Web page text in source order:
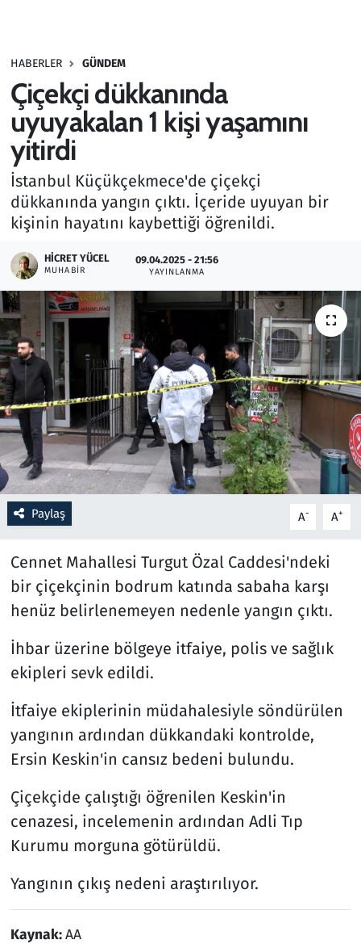
HABERLER GÜNDEM
Çiçekçi dükkanında
uyuyakalan 1 kişi yaşamını
yitirdi
İstanbul Küçükçekmece'de çiçekçi
dükkanında yangın çıktı. İçeride uyuyan bir
kişinin hayatını kaybettiği öğrenildi.
HICRET YÜCEL
MUHABIR
09.04.2025 - 21:56
YAYINLANMA
Paylaş A- A+
Cennet Mahallesi Turgut Özal Caddesi'ndeki
bir çiçekçinin bodrum katında sabaha karşı
henüz belirlenemeyen nedenle yangın çıktı.
İhbar üzerine bölgeye itfaiye, polis ve sağlık
ekipleri sevk edildi.
İtfaiye ekiplerinin müdahalesiyle söndürülen
yangının ardından dükkandaki kontrolde,
Ersin Keskin'in cansız bedeni bulundu.
Çiçekçide çalıştığı öğrenilen Keskin'in
cenazesi, incelemenin ardından Adli Tıp
Kurumu morguna götürüldü.
Yangının çıkış nedeni araştırılıyor.
Kaynak:AA
Haber
Kültür Sanat
Kurumsal Haberler
Lezzet Durağı
Memur ve Kamu
Otomobil
Oyun
Ramazan
Resmi İlanlar
Rüya Tabirleri
Sağlık
Savunma Sanayi
Seçim 2023
Spor
Teknoloji ve Bilim